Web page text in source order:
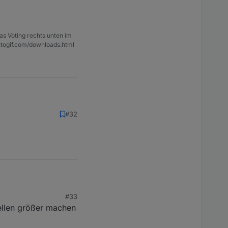
Voting rechts unten im
downloads.html
#32
#33
größer machen